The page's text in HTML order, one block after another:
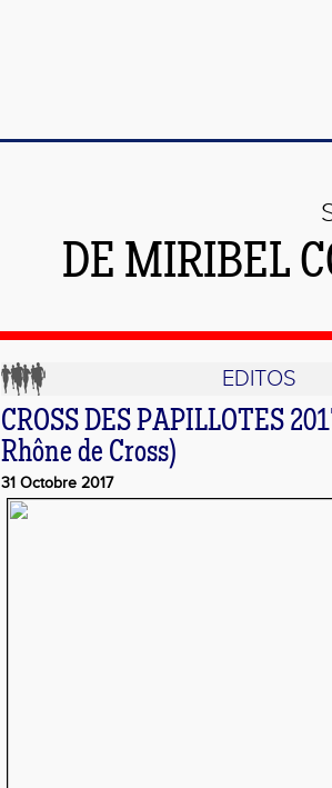
DE MIRIBEL
EDITOS
CROSS DES PAPILLOTES
Rhône de Cross)
31 Octobre 2017